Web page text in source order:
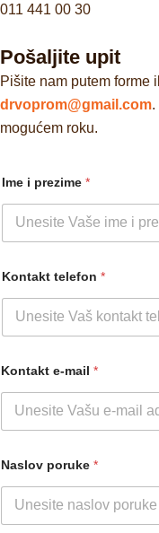
011 441 00 30
Pošaljite upit
Pišite nam putem forme
drvoprom@gmail.com.
mogućem roku.
Ime i prezime *
Kontakt telefon *
Kontakt e-mail *
Naslov poruke *